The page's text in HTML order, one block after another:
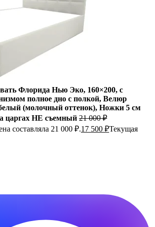
Флорида Нью Эко, 160×200, с
полное дно с полкой, Велюр
(молочный оттенок), Ножки 5 см
царгах НЕ съемный 21 000₽
составляла 21 000 ₽.17 500 ₽Текущая